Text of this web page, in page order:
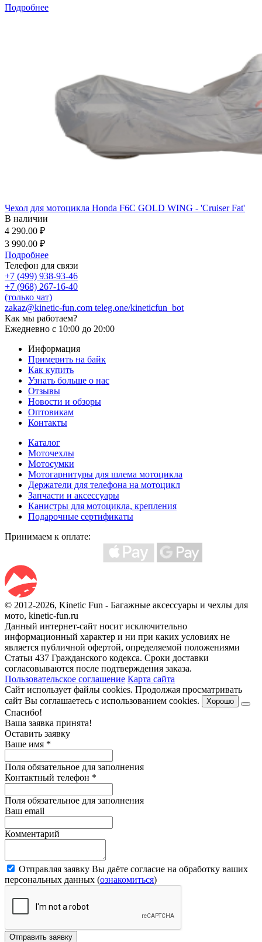
Подробнее
Чехол для мотоцикла Honda F6C GOLD WING - 'Cruiser Fat'
В наличии
4 290.00 ₽
3 990.00 ₽
Подробнее
Телефон для связи
+7 (499) 938-93-46
+7 (968) 267-16-40
(только чат)
zakaz@kinetic-fun.com teleg.one/kineticfun_bot
Как мы работаем?
Ежедневно с 10:00 до 20:00
Информация
Примерить на байк
Как купить
Узнать больше о нас
Отзывы
Новости и обзоры
Оптовикам
Контакты
Каталог
Моточехлы
Мотосумки
Мотогарнитуры для шлема мотоцикла
Держатели для телефона на мотоцикл
Запчасти и аксессуары
Канистры для мотоцикла, крепления
Подарочные сертификаты
Принимаем к оплате:
© 2012-2026, Kinetic Fun - Багажные аксессуары и чехлы для
мото, kinetic-fun.ru
Данный интернет-сайт носит исключительно
информационный характер и ни при каких условиях не
является публичной офертой, определяемой положениями
Статьи 437 Гражданского кодекса. Сроки доставки
согласовываются после подтверждения заказа.
Пользовательское соглашение Карта сайта
Сайт использует файлы cookies. Продолжая просматривать
сайт Вы соглашаетесь с использованием cookies.
Хорошо
Спасибо!
Ваша заявка принята!
Оставить заявку
Ваше имя *
Поля обязательное для заполнения
Контактный телефон *
Поля обязательное для заполнения
Ваш email
Комментарий
Отправляя заявку Вы даёте согласие на обработку ваших
персональных данных (ознакомиться)
Отправить заявку